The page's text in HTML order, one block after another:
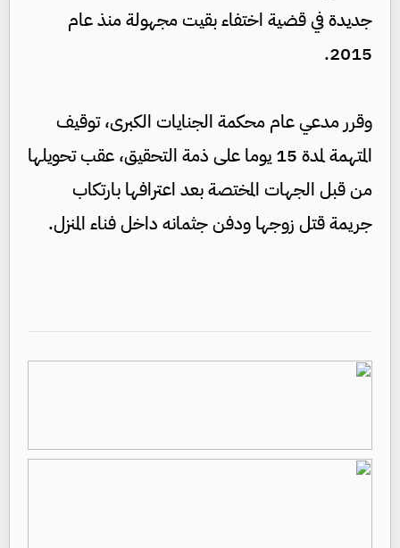
جديدة في قضية اختفاء بقيت مجهولة منذ عام
2015.
وقرر مدعي عام محكمة الجنايات الكبرى، توقيف
المتهمة لمدة 15 يوما على ذمة التحقيق، عقب تحويلها
من قبل الجهات المختصة بعد اعترافها بارتكاب
جريمة قتل زوجها ودفن جثمانه داخل فناء المنزل.